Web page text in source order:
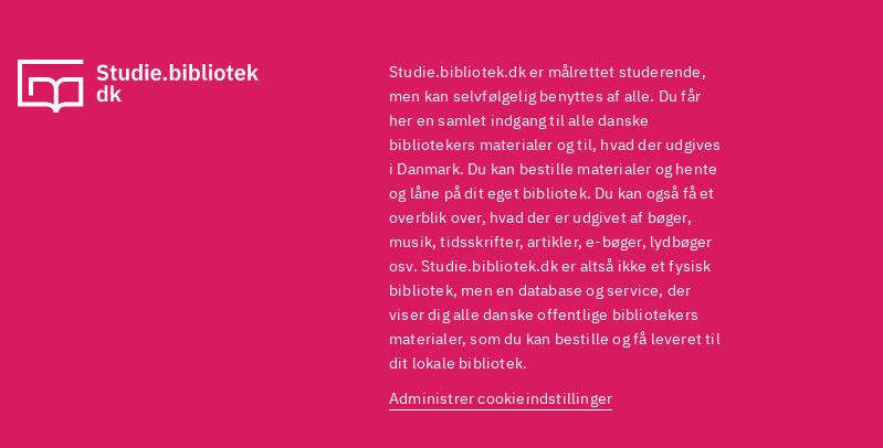
Studie.bibliotek.dk er målrettet studerende,
men kan selvfølgelig benyttes af alle. Du får
her en samlet indgang til alle danske
bibliotekers materialer og til, hvad der udgives
i Danmark. Du kan bestille materialer og hente
og låne på dit eget bibliotek. Du kan også få et
overblik over, hvad der er udgivet af bøger,
musik, tidsskrifter, artikler, e-bøger, lydbøger
osv. Studie.bibliotek.dk er altså ikke et fysisk
bibliotek, men en database og service, der
viser dig alle danske offentlige bibliotekers
materialer, som du kan bestille og få leveret til
dit lokale bibliotek.
Administrer cookieindstillinger